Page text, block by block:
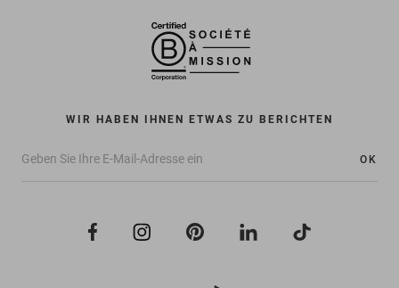
WIR HABEN IHNEN ETWAS ZU BERICHTEN
OK